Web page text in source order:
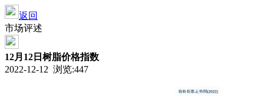
返回
市场评述
12月12日树脂价格指数
2022-12-12 浏览:447